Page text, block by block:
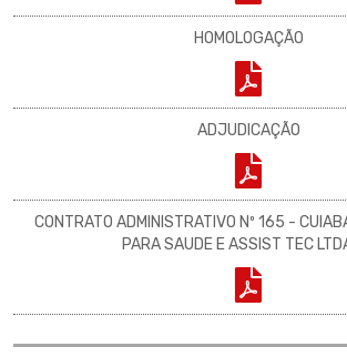
HOMOLOGAÇÃO
ADJUDICAÇÃO
CONTRATO ADMINISTRATIVO Nº 165 -
PARA SAUDE E ASSIST TEC